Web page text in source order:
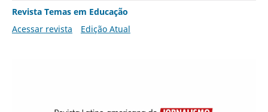
Revista Temas em Educação
Acessar revista
Edição Atual